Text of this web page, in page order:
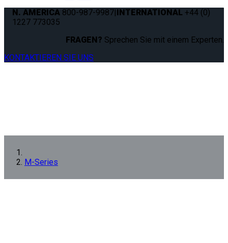
N. AMERICA 800-987-9987|INTERNATIONAL +44 (0)
1227 773035
FRAGEN? Sprechen Sie mit einem Experten.
KONTAKTIEREN SIE UNS
M-Series